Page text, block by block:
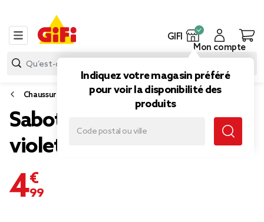
GIFI
Indiquez votre magasin préféré
pour voir la disponibilité des
produits
Mon compte
Chaussures
Sabots Hipps femme unis
violets 36/37
4,99 €